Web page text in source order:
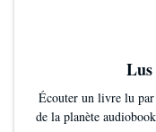
Écouter un livre lu par
de la planète